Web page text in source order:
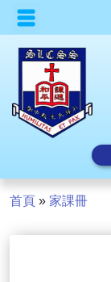
首頁 » 家課冊